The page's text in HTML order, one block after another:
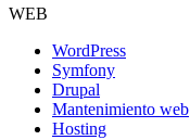
WEB
WordPress
Symfony
Drupal
Mantenimiento web
Hosting